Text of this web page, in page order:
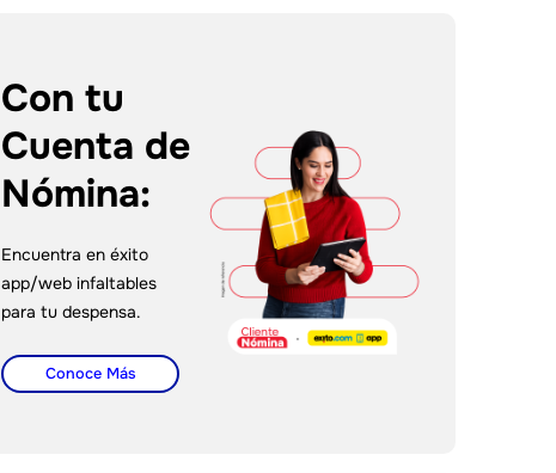
Con tu
Cuenta de
Nómina:
Encuentra en éxito
app/web infaltables
para tu despensa.
Conoce Más